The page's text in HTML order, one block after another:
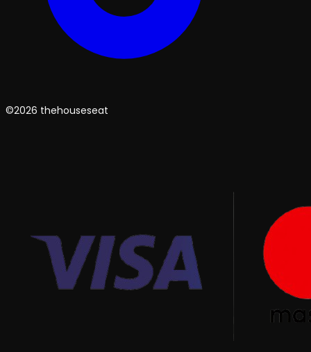
©2026 thehouseseat